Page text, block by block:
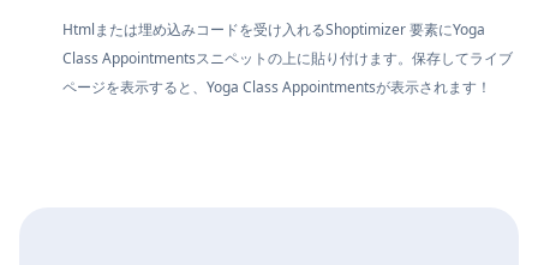
Htmlまたは埋め込みコードを受け入れるShoptimizer 要素にYoga
Class Appointmentsスニペットの上に貼り付けます。保存してライブ
ページを表示すると、Yoga Class Appointmentsが表示されます！